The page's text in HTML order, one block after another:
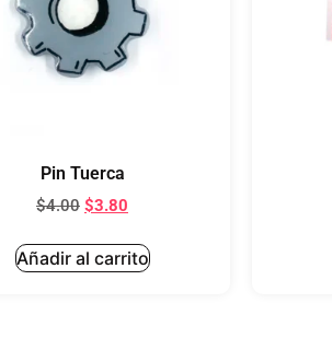
Pin Tuerca
$4.00 $3.80
Añadir al carrito